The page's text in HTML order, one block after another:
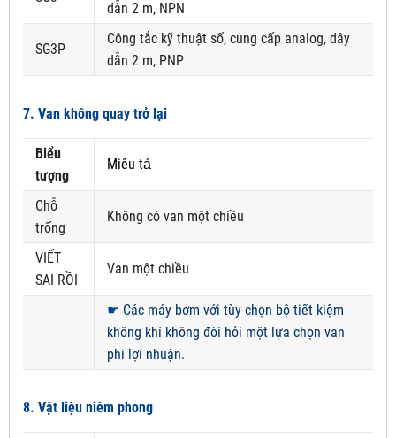
dẫn 2 m, NPN
SG3P
Công tắc kỹ thuật số, cung cấp analog, dây
dẫn 2 m, PNP
7. Van không quay trở lại
Biểu
tượng
Miêu tả
Chỗ
trống
Không có van một chiều
VIẾT
SAI RỒI
Van một chiều
☛ Các máy bơm với tùy chọn bộ tiết kiệm
không khí không đòi hỏi một lựa chọn van
phi lợi nhuận.
8. Vật liệu niêm phong